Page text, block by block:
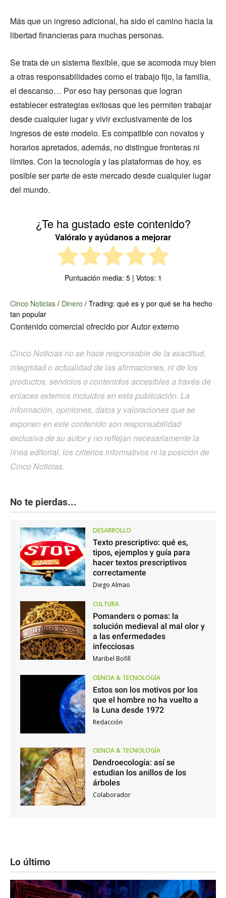
Más que un ingreso adicional, ha sido el camino hacia la
libertad financieras para muchas personas.
Se trata de un sistema flexible, que se acomoda muy bien
a otras responsabilidades como el trabajo fijo, la familia,
el descanso… Por eso hay personas que logran
establecer estrategias exitosas que les permiten trabajar
desde cualquier lugar y vivir exclusivamente de los
ingresos de este modelo. Es compatible con novatos y
horarios apretados, además, no distingue fronteras ni
límites. Con la tecnología y las plataformas de hoy, es
posible ser parte de este mercado desde cualquier lugar
del mundo.
¿Te ha gustado este contenido?
Valóralo y ayúdanos a mejorar
Puntuación media: 5| Votos: 1
Cinco Noticias / Dinero / Trading: qué es y por qué se ha hecho
tan popular
Contenido comercial ofrecido por Autor externo
Cinco Noticias no se hace responsable de la exactitud,
integridad o actualidad de las afirmaciones, ni de los
productos, servicios o contenidos accesibles a través de
enlaces externos incluidos en esta publicación. La
información, opiniones, datos y valoraciones que se
exponen en este contenido son responsabilidad
exclusiva de su autor y no reflejan necesariamente la
línea editorial, los criterios informativos ni la posición de
Cinco Noticias.
No te pierdas...
DESARROLLO
Texto prescriptivo: qué es,
tipos, ejemplos y guía para
hacer textos prescriptivos
correctamente
Diego Almao
CULTURA
Pomanders o pomas: la
solución medieval al mal olor y
a las enfermedades
infecciosas
Maribel Bofill
CIENCIA & TECNOLOGÍA
Estos son los motivos por los
que el hombre no ha vuelto a
la Luna desde 1972
Redacción
CIENCIA & TECNOLOGÍA
Dendroecología: así se
estudian los anillos de los
árboles
Colaborador
Lo último